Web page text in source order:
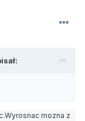
mozna z